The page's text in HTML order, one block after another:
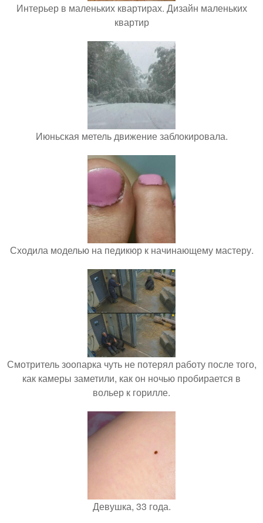
Интерьер в маленьких квартирах. Дизайн маленьких
квартир
Июньская метель движение заблокировала.
Сходила моделью на педикюр к начинающему мастеру.
Смотритель зоопарка чуть не потерял работу после того,
как камеры заметили, как он ночью пробирается в
вольер к горилле.
Девушка, 33 года.